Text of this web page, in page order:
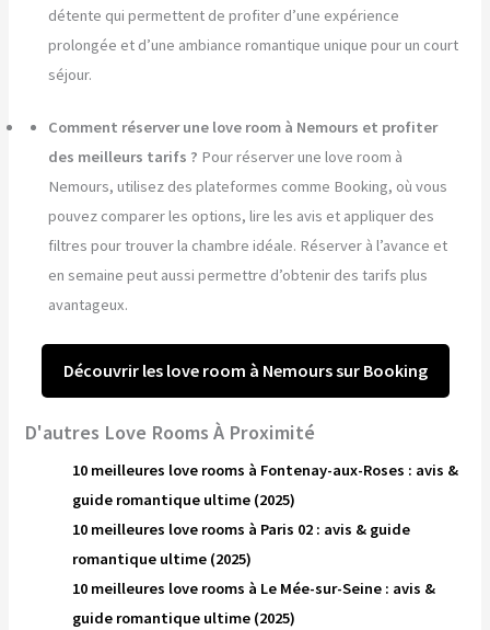
détente qui permettent de profiter d’une expérience
prolongée et d’une ambiance romantique unique pour un court
séjour.
Comment réserver une love room à Nemours et profiter
des meilleurs tarifs ? Pour réserver une love room à
Nemours, utilisez des plateformes comme Booking, où vous
pouvez comparer les options, lire les avis et appliquer des
filtres pour trouver la chambre idéale. Réserver à l’avance et
en semaine peut aussi permettre d’obtenir des tarifs plus
avantageux.
Découvrir les love room à Nemours sur Booking
D'autres Love Rooms À Proximité
10 meilleures love rooms à Fontenay-aux-Roses : avis &
guide romantique ultime (2025)
10 meilleures love rooms à Paris 02 : avis & guide
romantique ultime (2025)
10 meilleures love rooms à Le Mée-sur-Seine : avis &
guide romantique ultime (2025)